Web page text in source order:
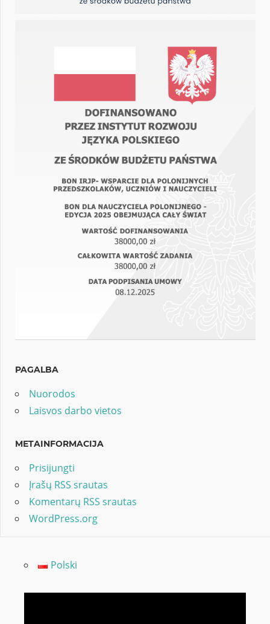
PAGALBA
Nuorodos
Laisvos darbo vietos
METAINFORMACIJA
Prisijungti
Įrašų RSS srautas
Komentarų RSS srautas
WordPress.org
Polski